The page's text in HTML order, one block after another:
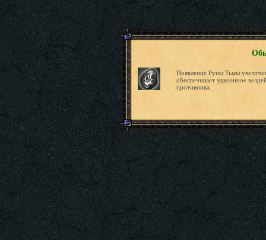
Появление Руны Тьмы
обеспечивает удвоенное
противника.